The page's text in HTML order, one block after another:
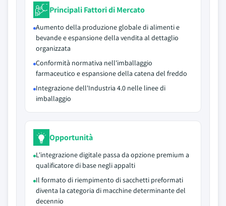
Principali Fattori di Mercato
Aumento della produzione globale di alimenti e
bevande e espansione della vendita al dettaglio
organizzata
Conformità normativa nell'imballaggio
farmaceutico e espansione della catena del freddo
Integrazione dell'Industria 4.0 nelle linee di
imballaggio
Opportunità
L'integrazione digitale passa da opzione premium a
qualificatore di base negli appalti
Il formato di riempimento di sacchetti preformati
diventa la categoria di macchine determinante del
decennio